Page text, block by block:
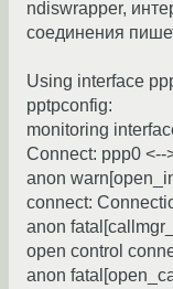
ndiswrapper,
соединения
Using interface
pptpconfig:
monitoring
Connect: ppp0 <--
anon
connect:
anon
open control
anon